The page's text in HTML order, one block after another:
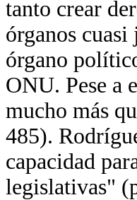
tanto crear
órganos
órgano
ONU. Pese a
mucho más
485).
capacidad
legislativas"